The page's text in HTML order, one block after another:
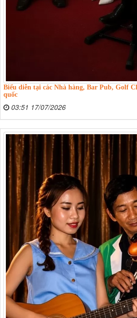
Biểu diễn tại các Nhà hàng, Bar Pub, Golf
quốc
03:51 17/07/2026